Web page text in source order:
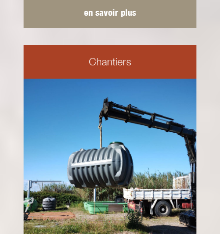
en savoir plus
Chantiers